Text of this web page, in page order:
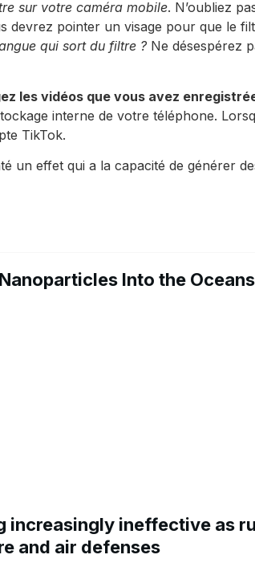
sur votre caméra mobile. N’oubliez
devrez pointer un visage pour que le
qui sort du filtre ?Ne désespérez
les vidéos que vous avez
interne de votre téléphone.
TikTok.
un effet qui a la capacité de générer
Into the
increasingly ineffective as
and air defenses